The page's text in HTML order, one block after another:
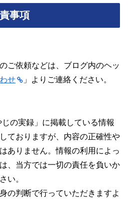
事項
ご依頼などは、ブログ内のヘッ
せ 」よりご連絡ください。
の実録」に掲載している情報
ておりますが、内容の正確性や
ありません。情報の利用によっ
、当方では一切の責任を負いか
い。
の判断で行っていただきますよ